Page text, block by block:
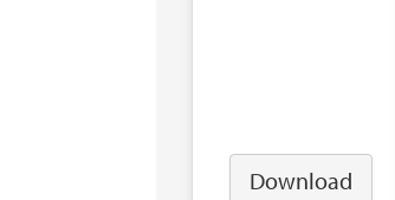
Download